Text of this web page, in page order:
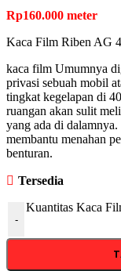
Rp160.000 meter
Kaca Film Riben AG
kaca film Umumnya
privasi sebuah mobil
tingkat kegelapan di
ruangan akan sulit
yang ada di
membantu menahan
benturan.
Tersedia
-
Kuantitas Kaca